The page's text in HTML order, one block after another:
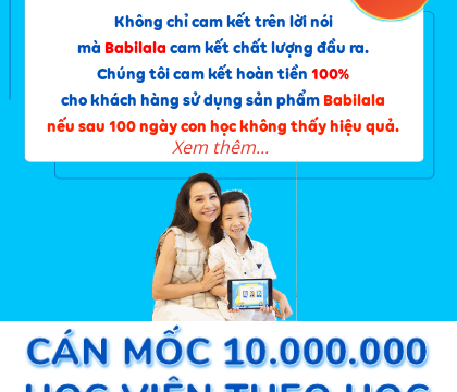
Không chỉ cam kết trên lời nói
mà Babilala cam kết chất lượng đầu ra.
Chúng tôi cam kết hoàn tiền100%
cho khách hàng sử dụng sản phẩm Babilala
nếu sau 100 ngày con học không thấy hiệu quả.
Xem thêm...
CÁN MỐC 10.000.000